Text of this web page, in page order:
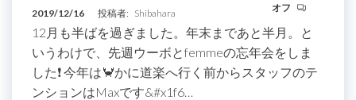
2019/12/16 投稿者: Shibahara オフ
12月も半ばを過ぎました。年末まであと半月。と
いうわけで、先週ウーボとfemmeの忘年会をしま
した❗️ 今年は🦀かに道楽へ行く前からスタッフのテ
ンションはMaxです&#x1f6…